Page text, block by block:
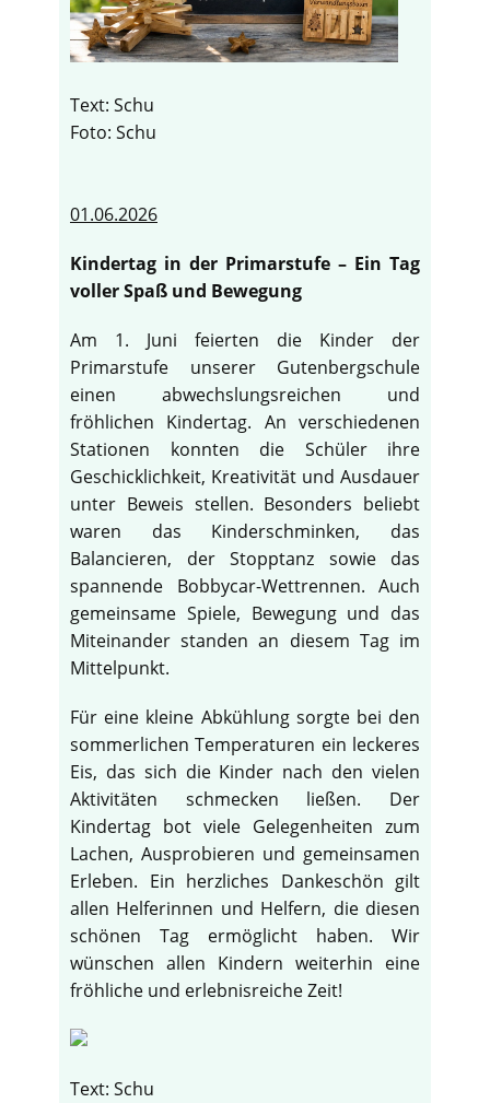
Text: Schu
Foto: Schu
01.06.2026
Kindertag in der Primarstufe – Ein Tag
voller Spaß und Bewegung
Am 1. Juni feierten die Kinder der
Primarstufe unserer Gutenbergschule
einen abwechslungsreichen und
fröhlichen Kindertag. An verschiedenen
Stationen konnten die Schüler ihre
Geschicklichkeit, Kreativität und Ausdauer
unter Beweis stellen. Besonders beliebt
waren das Kinderschminken, das
Balancieren, der Stopptanz sowie das
spannende Bobbycar-Wettrennen. Auch
gemeinsame Spiele, Bewegung und das
Miteinander standen an diesem Tag im
Mittelpunkt.
Für eine kleine Abkühlung sorgte bei den
sommerlichen Temperaturen ein leckeres
Eis, das sich die Kinder nach den vielen
Aktivitäten schmecken ließen. Der
Kindertag bot viele Gelegenheiten zum
Lachen, Ausprobieren und gemeinsamen
Erleben. Ein herzliches Dankeschön gilt
allen Helferinnen und Helfern, die diesen
schönen Tag ermöglicht haben. Wir
wünschen allen Kindern weiterhin eine
fröhliche und erlebnisreiche Zeit!
Text: Schu